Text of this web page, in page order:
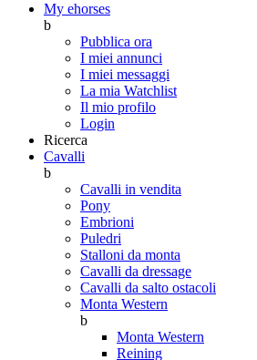
My ehorses
b
Pubblica ora
I miei annunci
I miei messaggi
La mia Watchlist
Il mio profilo
Login
Ricerca
Cavalli
b
Cavalli in vendita
Pony
Embrioni
Puledri
Stalloni da monta
Cavalli da dressage
Cavalli da salto ostacoli
Monta Western
b
Monta Western
Reining